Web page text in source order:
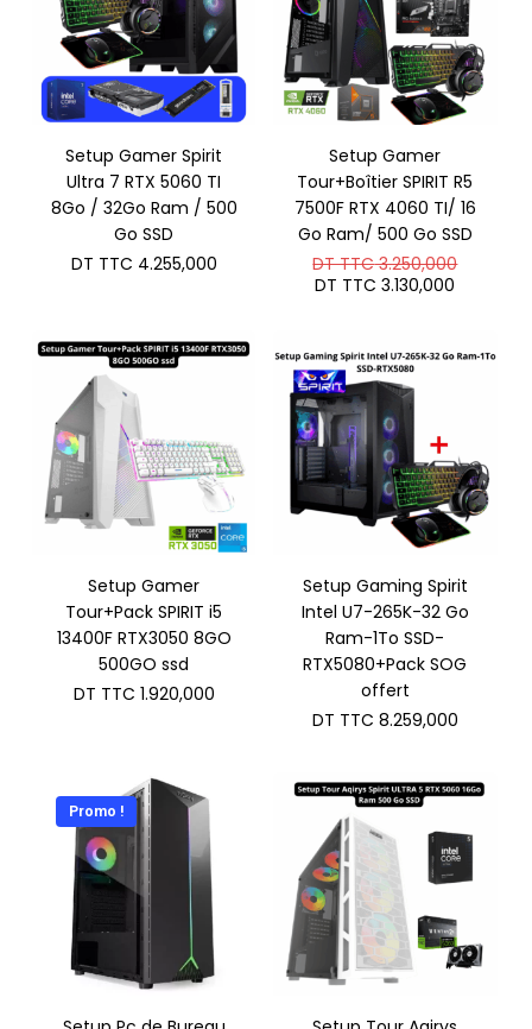
Setup Gamer Spirit
Ultra 7 RTX 5060 TI
8Go / 32Go Ram / 500
Go SSD
DT TTC 4.255,000
Setup Gamer
Tour+Boîtier SPIRIT R5
7500F RTX 4060 TI/ 16
Go Ram/ 500 Go SSD
DT TTC3.250,000Le
TTC
DT TTC 3.130,000
DT
Setup Gamer
Tour+Pack SPIRIT i5
13400F RTX3050 8GO
500GO ssd
DT TTC 1.920,000
Setup Gaming Spirit
Intel U7-265K-32 Go
Ram-1To SSD-
RTX5080+Pack SOG
offert
DT TTC 8.259,000
Promo !